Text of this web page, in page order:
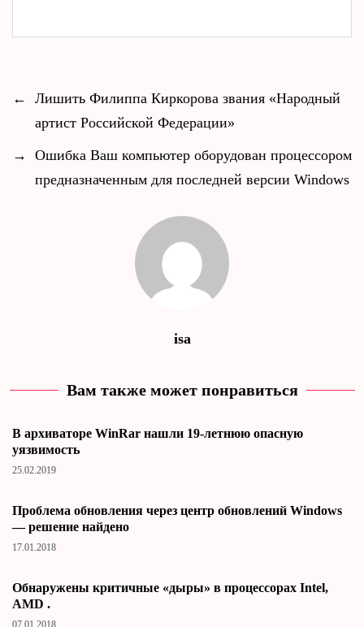
←
Лишить Филиппа Киркорова звания «Народный
артист Российской Федерации»
→
Ошибка Ваш компьютер оборудован процессором
предназначенным для последней версии Windows
isa
Вам также может понравиться
В архиваторе WinRar нашли 19-летнюю опасную
уязвимость
25.02.2019
Проблема обновления через центр обновлений Windows
— решение найдено
17.01.2018
Обнаружены критичные «дыры» в процессорах Intel,
AMD .
07.01.2018